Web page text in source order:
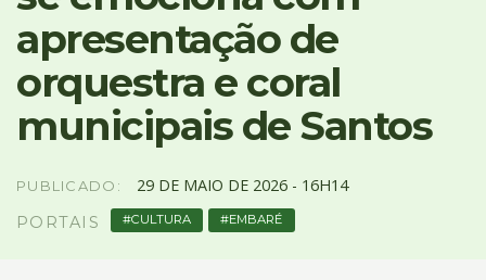
Acessibilidade
apresentação de
orquestra e coral
municipais de Santos
PUBLICADO: 29 DE MAIO DE 2026 - 16H14
PORTAIS CULTURA EMBARÉ